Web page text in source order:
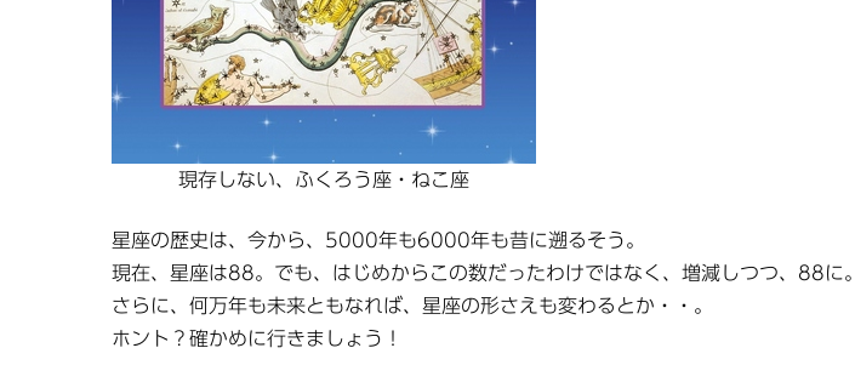
現存しない、ふくろう座・ねこ座
星座の歴史は、今から、5000年も6000年も昔に遡るそう。
現在、星座は88。でも、はじめからこの数だったわけではなく、増減しつつ、88に。
さらに、何万年も未来ともなれば、星座の形さえも変わるとか・・。
ホント？確かめに行きましょう！